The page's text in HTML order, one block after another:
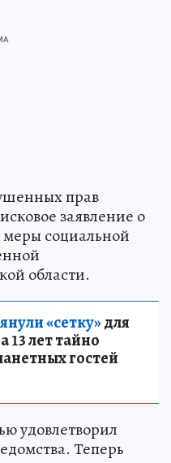
прав
заявление о
социальной
области.
«сетку»для
13 лет тайно
гостей
удовлетворил
Теперь